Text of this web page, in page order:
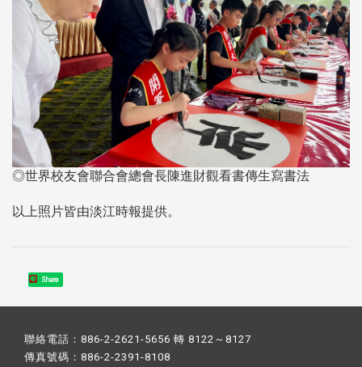
◎世界校友會聯合會總會長陳進財觀看書傳生寫書法
以上照片皆由淡江時報提供。
Share
聯絡電話：886-2-2621-5656 轉 8122～8127
傳真號碼：886-2-2391-8108